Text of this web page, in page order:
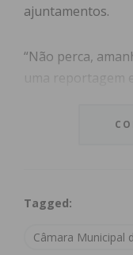
ajuntamentos.
“Não perca,
uma reportagem
apelou a
NOS, 163 na
(Cabovisão).
Tagged:
Câmara Municipal